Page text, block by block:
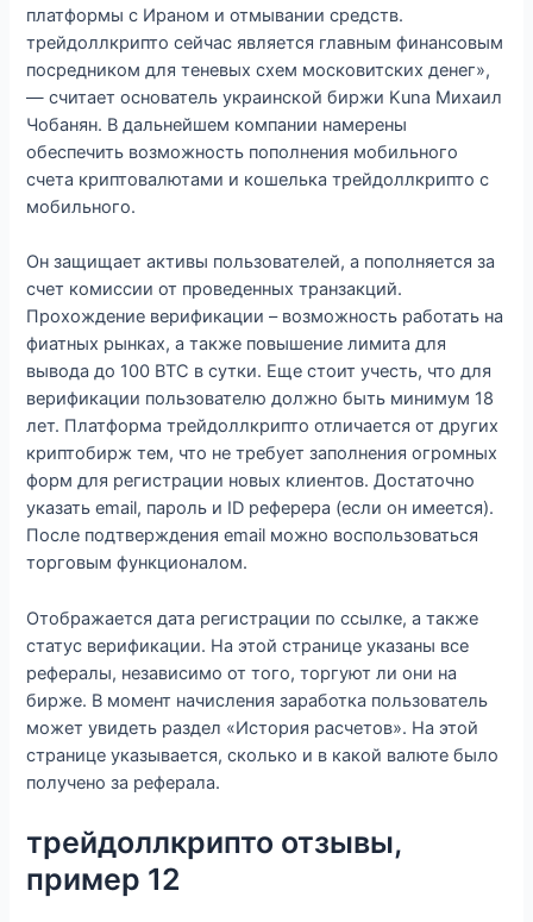
платформы с Ираном и отмывании средств.
трейдоллкрипто сейчас является главным финансовым
посредником для теневых схем московитских денег»,
— считает основатель украинской биржи Kuna Михаил
Чобанян. В дальнейшем компании намерены
обеспечить возможность пополнения мобильного
счета криптовалютами и кошелька трейдоллкрипто с
мобильного.
Он защищает активы пользователей, а пополняется за
счет комиссии от проведенных транзакций.
Прохождение верификации – возможность работать на
фиатных рынках, а также повышение лимита для
вывода до 100 BTC в сутки. Еще стоит учесть, что для
верификации пользователю должно быть минимум 18
лет. Платформа трейдоллкрипто отличается от других
криптобирж тем, что не требует заполнения огромных
форм для регистрации новых клиентов. Достаточно
указать email, пароль и ID реферера (если он имеется).
После подтверждения email можно воспользоваться
торговым функционалом.
Отображается дата регистрации по ссылке, а также
статус верификации. На этой странице указаны все
рефералы, независимо от того, торгуют ли они на
бирже. В момент начисления заработка пользователь
может увидеть раздел «История расчетов». На этой
странице указывается, сколько и в какой валюте было
получено за реферала.
трейдоллкрипто отзывы,
пример 12